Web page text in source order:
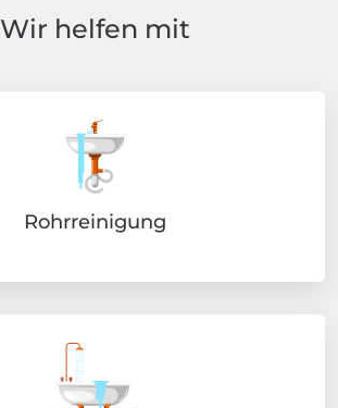
Wir helfen mit
Rohrreinigung